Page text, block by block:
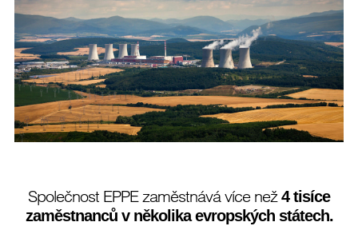
Společnost EPPE zaměstnává více než4 tisíce
zaměstnanců v několika evropských státech.